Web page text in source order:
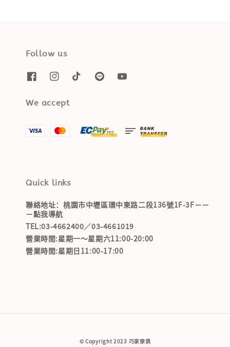
Follow us
We accept
Quick links
聯絡地址：桃園市中壢區環中東路二段136號1F-3F－－
－點我導航
TEL:03-4662400／03-4661019
營業時間:星期一～星期六11:00-20:00
營業時間:星期日11:00-17:00
© Copyright 2023 巧家傢俱